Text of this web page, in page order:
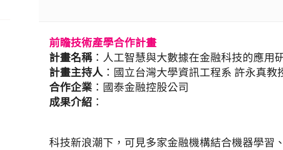
前瞻技術產學合作計畫
計畫名稱 ：人工智慧與大數據在金融科技的應用
計畫主持人 ：國立台灣大學資訊工程系 許永真教
合作企業 ：國泰金融控股公司
成果介紹 ：
科技新浪潮下，可見多家金融機構結合機器學習